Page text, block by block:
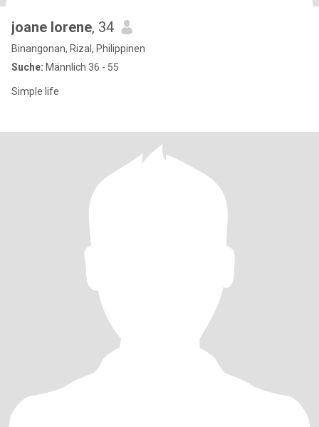
joane lorene, 34
Binangonan, Rizal, Philippinen
Suche: Männlich 36 - 55
Simple life